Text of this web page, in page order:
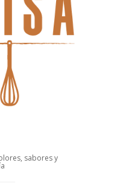
sabores y